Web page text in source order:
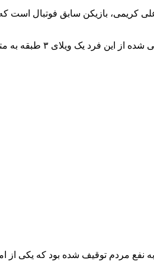
کریمی، بازیکن سابق فوتبال است
کریمی شناسایی و به دستور قضایی به نفع مردم توقیف